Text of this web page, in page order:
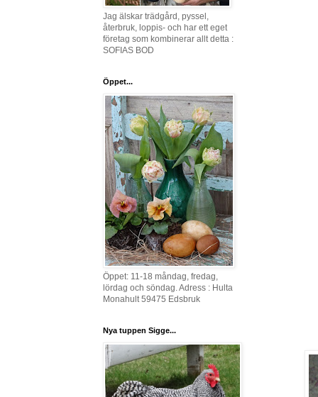
Jag älskar trädgård, pyssel,
återbruk, loppis- och har ett eget
företag som kombinerar allt detta :
SOFIAS BOD
Öppet...
Öppet: 11-18 måndag, fredag,
lördag och söndag. Adress : Hulta
Monahult 59475 Edsbruk
Nya tuppen Sigge...